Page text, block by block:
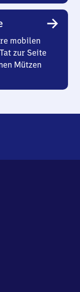
mobilen
zur Seite
Mützen